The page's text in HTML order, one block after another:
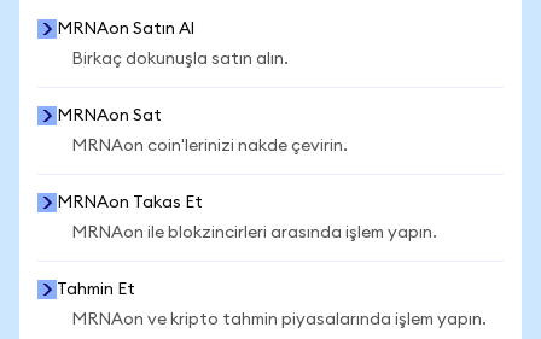
MRNAon Satın Al
Birkaç dokunuşla satın alın.
MRNAon Sat
MRNAon coin'lerinizi nakde çevirin.
MRNAon Takas Et
MRNAon ile blokzincirleri arasında işlem yapın.
Tahmin Et
MRNAon ve kripto tahmin piyasalarında işlem yapın.